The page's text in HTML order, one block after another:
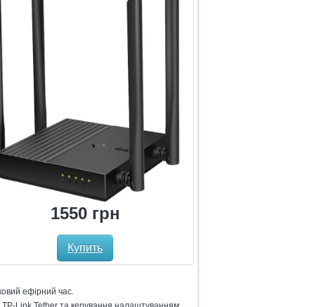
1550 грн
Купить
ефірний час.